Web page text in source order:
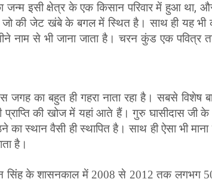
इसी क्षेत्र के एक किसान परिवार में हुआ था, और
जो की जेट खंबे के बगल में स्थित है। साथ ही यह
नाम से भी जाना जाता है। चरन कुंड एक पवित्र
जगह का बहुत ही गहरा नाता रहा है। सबसे
की खोज में यहां आते हैं। गुरु घासीदास जी
वैसी ही स्थापित है। साथ ही ऐसा भी माना
है।
सिंह के शासनकाल में 2008 से 2012 तक लगभग